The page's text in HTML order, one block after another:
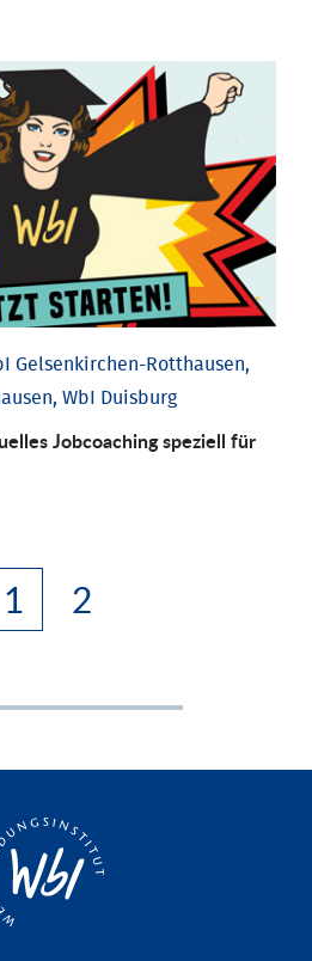
Gelsenkirchen-Rotthausen,
WbI Duisburg
Job­coaching speziell für
1 2